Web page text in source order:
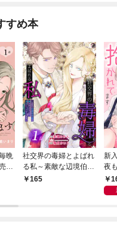
すめ本
晩
社交界の毒婦とよばれ
る私～素敵な辺境伯令
息に腕を折られたの
165
新
夜
［